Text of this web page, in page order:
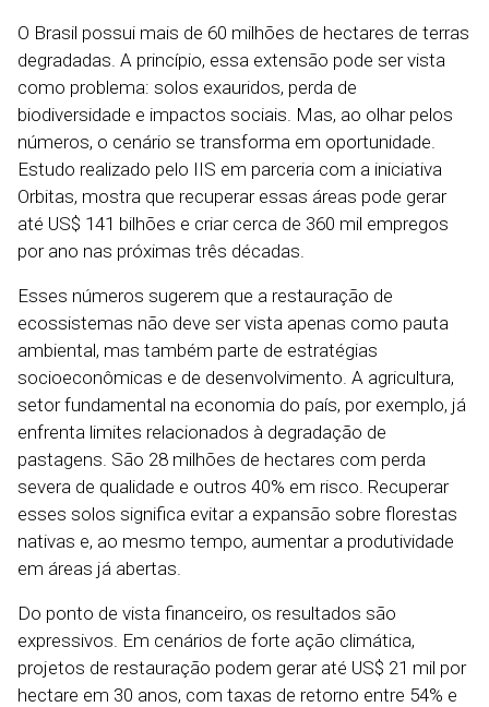
O Brasil possui mais de 60 milhões de hectares de terras
degradadas. A princípio, essa extensão pode ser vista
como problema: solos exauridos, perda de
biodiversidade e impactos sociais. Mas, ao olhar pelos
números, o cenário se transforma em oportunidade.
Estudo realizado pelo IIS em parceria com a iniciativa
Orbitas, mostra que recuperar essas áreas pode gerar
até US$ 141 bilhões e criar cerca de 360 mil empregos
por ano nas próximas três décadas.
Esses números sugerem que a restauração de
ecossistemas não deve ser vista apenas como pauta
ambiental, mas também parte de estratégias
socioeconômicas e de desenvolvimento. A agricultura,
setor fundamental na economia do país, por exemplo, já
enfrenta limites relacionados à degradação de
pastagens. São 28 milhões de hectares com perda
severa de qualidade e outros 40% em risco. Recuperar
esses solos significa evitar a expansão sobre florestas
nativas e, ao mesmo tempo, aumentar a produtividade
em áreas já abertas.
Do ponto de vista financeiro, os resultados são
expressivos. Em cenários de forte ação climática,
projetos de restauração podem gerar até US$ 21 mil por
hectare em 30 anos, com taxas de retorno entre 54% e